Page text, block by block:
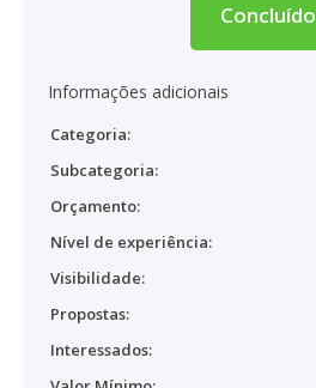
Concluído
Informações adicionais
Categoria:
Subcategoria:
Orçamento:
Nível de experiência:
Visibilidade:
Propostas:
Interessados: